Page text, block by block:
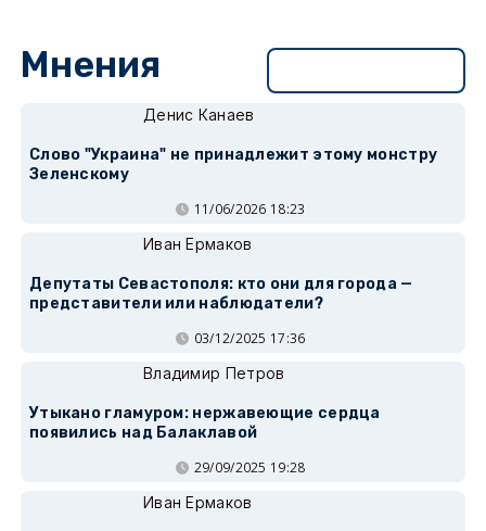
Мнения
Денис Канаев
Слово "Украина" не принадлежит этому монстру
Зеленскому
11/06/2026 18:23
Иван Ермаков
Депутаты Севастополя: кто они для города —
представители или наблюдатели?
03/12/2025 17:36
Владимир Петров
Утыкано гламуром: нержавеющие сердца
появились над Балаклавой
29/09/2025 19:28
Иван Ермаков